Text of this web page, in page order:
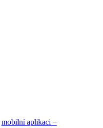
mobilní aplikaci –